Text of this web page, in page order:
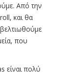
Από την
και θα
που
είναι πολύ